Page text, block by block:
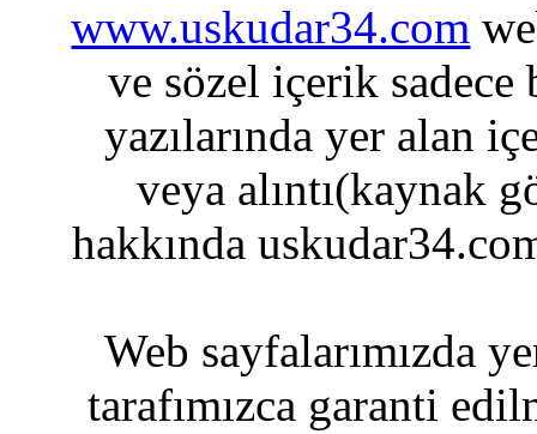
www.uskudar34.com
ve sözel içerik sadece
yazılarında yer alan
veya alıntı(kaynak
hakkında
Web sayfalarımızda
tarafımızca garanti